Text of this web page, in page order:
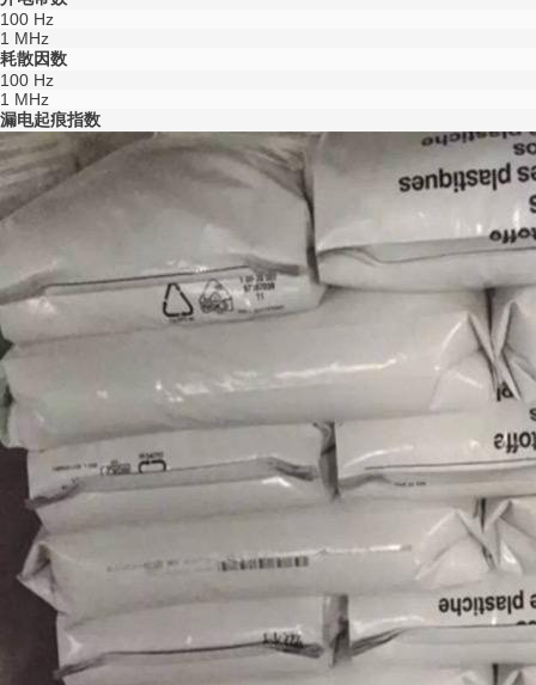
100 Hz
1 MHz
耗散因数
100 Hz
1 MHz
漏电起痕指数